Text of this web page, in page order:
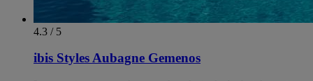
4.3 / 5
ibis Styles Aubagne Gemenos